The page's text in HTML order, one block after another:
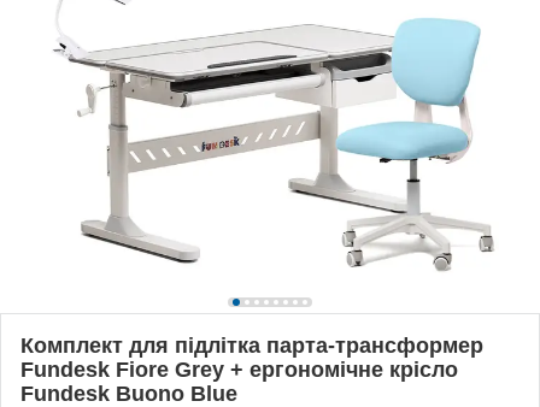
Комплект для підлітка парта-трансформер
Fundesk Fiore Grey + ергономічне крісло
Fundesk Buono Blue